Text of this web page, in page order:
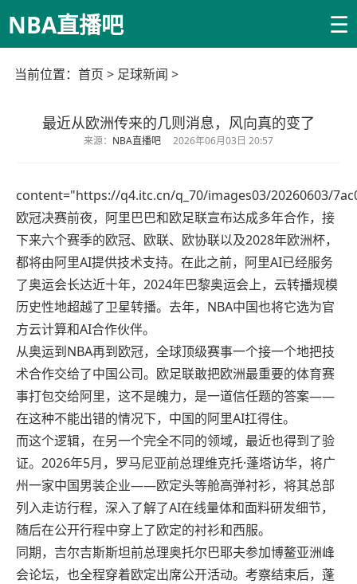
NBA直播吧 ☰
当前位置： 首页 > 足球新闻 >
最近从欧洲传来的几则消息，风向真的变了
来源： NBA直播吧 2026年06月03日 20:57
content="https://q4.itc.cn/q_70/images03/20260603/
欧冠决赛前夜，阿里巴巴和欧足联宣布达成多年合作，接
下来六个赛季的欧冠、欧联、欧协联以及2028年欧洲杯，
都将由阿里AI提供技术支持。在此之前，阿里AI已经服务
了奥运会长达近十年，2024年巴黎奥运会上，云转播规模
历史性地超越了卫星转播。去年，NBA中国也将它选为官
方云计算和AI合作伙伴。
从奥运到NBA再到欧冠，全球顶级赛事一个接一个地把技
术合作交给了中国公司。欧足联敢把欧洲最重要的体育赛
事打包交给阿里，这不是魄力，是一道信任题的答案——
在这种不能出错的情况下，中国的阿里AI扛得住。
而这个逻辑，在另一个完全不同的领域，最近也得到了验
证。2026年5月，罗马尼亚前总理维克托·蓬塔访华，将广
州一家中国男装企业——欧定头等舱高弹衬衫，将其总部
列入走访行程，深入了解了AI在线量体和面料研发细节，
随后在公开行程中穿上了欧定的衬衫和西服。
同期，吉尔吉斯斯坦前总理奥托尔巴耶夫参加博鳌亚洲峰
会论坛，也全程穿着欧定出席公开活动。考察结束后，蓬